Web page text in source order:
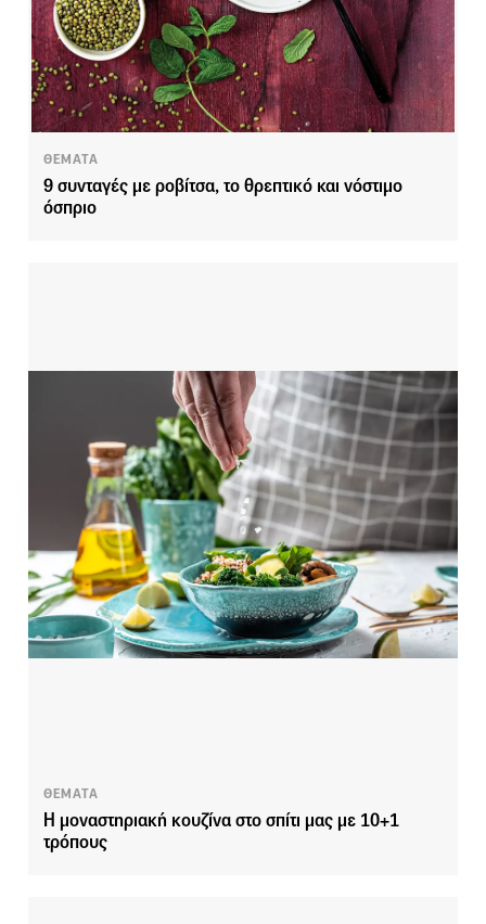
ΘΕΜΑΤΑ
9 συνταγές με ροβίτσα, το θρεπτικό και νόστιμο
όσπριο
ΘΕΜΑΤΑ
Η μοναστηριακή κουζίνα στο σπίτι μας με 10+1
τρόπους